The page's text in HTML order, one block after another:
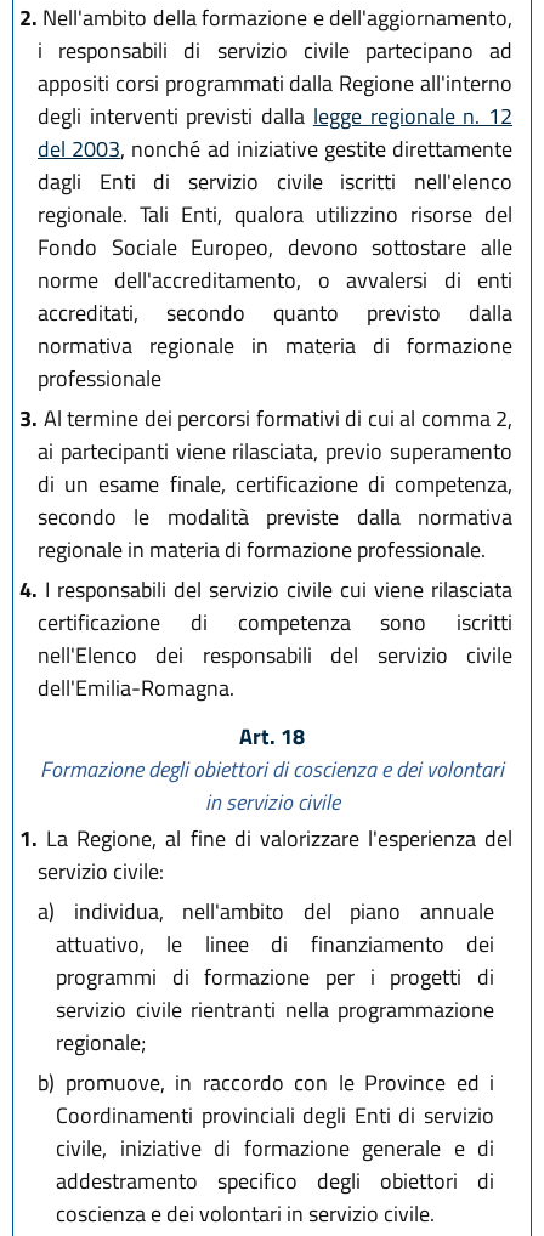
2. Nell'ambito della formazione e dell'aggiornamento,
i responsabili di servizio civile partecipano ad
appositi corsi programmati dalla Regione all'interno
degli interventi previsti dalla legge regionale n. 12
del 2003, nonché ad iniziative gestite direttamente
dagli Enti di servizio civile iscritti nell'elenco
regionale. Tali Enti, qualora utilizzino risorse del
Fondo Sociale Europeo, devono sottostare alle
norme dell'accreditamento, o avvalersi di enti
accreditati, secondo quanto previsto dalla
normativa regionale in materia di formazione
professionale
3. Al termine dei percorsi formativi di cui al comma 2,
ai partecipanti viene rilasciata, previo superamento
di un esame finale, certificazione di competenza,
secondo le modalità previste dalla normativa
regionale in materia di formazione professionale.
4. I responsabili del servizio civile cui viene rilasciata
certificazione di competenza sono iscritti
nell'Elenco dei responsabili del servizio civile
dell'Emilia-Romagna.
Art. 18
Formazione degli obiettori di coscienza e dei volontari
in servizio civile
1. La Regione, al fine di valorizzare l'esperienza del
servizio civile:
a) individua, nell'ambito del piano annuale
attuativo, le linee di finanziamento dei
programmi di formazione per i progetti di
servizio civile rientranti nella programmazione
regionale;
b) promuove, in raccordo con le Province ed i
Coordinamenti provinciali degli Enti di servizio
civile, iniziative di formazione generale e di
addestramento specifico degli obiettori di
coscienza e dei volontari in servizio civile.